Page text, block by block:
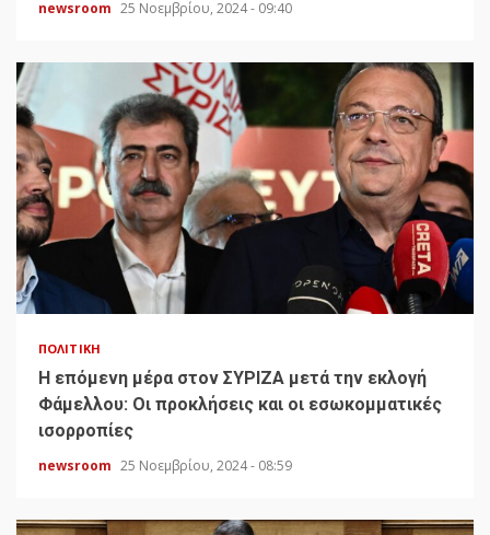
newsroom 25 Νοεμβρίου, 2024 - 09:40
ΠΟΛΙΤΙΚΉ
H επόμενη μέρα στον ΣΥΡΙΖΑ μετά την εκλογή
Φάμελλου: Οι προκλήσεις και οι εσωκομματικές
ισορροπίες
newsroom 25 Νοεμβρίου, 2024 - 08:59